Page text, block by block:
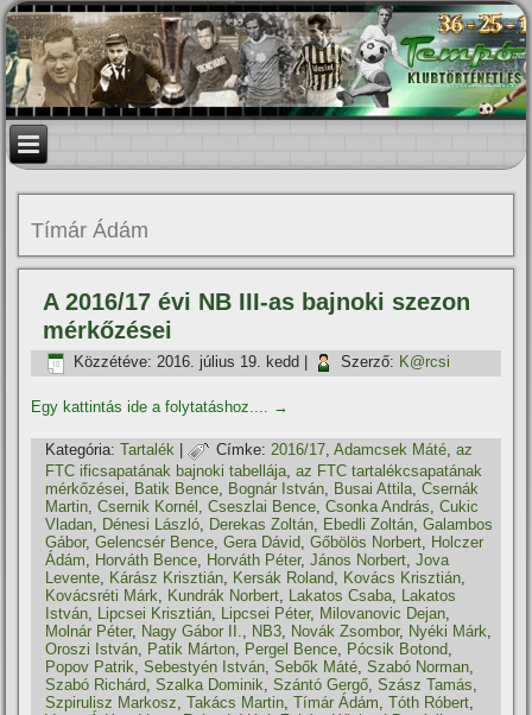
Tí­már Ádám
A 2016/17 évi NB III-as bajnoki szezon
mérkőzései
Közzétéve: 2016. július 19. kedd Szerző: K@rcsi
Egy kattintás ide a folytatáshoz.... →
Kategória: Tartalék | Címke: 2016/17,Adamcsek Máté,az
FTC ificsapatának bajnoki tabellája,az FTC tartalékcsapatának
mérkőzései, Batik Bence, Bognár István, Busai Attila,Csernák
Martin,Csernik Kornél ,Cseszlai Bence,Csonka András,Cukic
Vladan, Dénesi László, Derekas Zoltán, Ebedli Zoltán,Galambos
Gábor,Gelencsér Bence,Gera Dávid,Gőbölös Norbert, Holczer
Ádám, Horváth Bence, Horváth Péter,János Norbert,Jova
Levente, Kárász Krisztián, Kersák Roland, Kovács Krisztián,
Kovácsréti Márk, Kundrák Norbert, Lakatos Csaba, Lakatos
István, Lipcsei Krisztián, Lipcsei Péter, Milovanovic Dejan,
Molnár Péter, Nagy Gábor II., NB3, Novák Zsombor, Nyéki Márk,
Oroszi István, Patik Márton, Pergel Bence, Pócsik Botond,
Popov Patrik,Sebestyén István,Sebők Máté,Szabó Norman,
Szabó Richárd,Szalka Dominik,Szántó Gergő,Szász Tamás,
Szpirulisz Markosz,Takács Martin,Tí­már Ádám,Tóth Róbert,